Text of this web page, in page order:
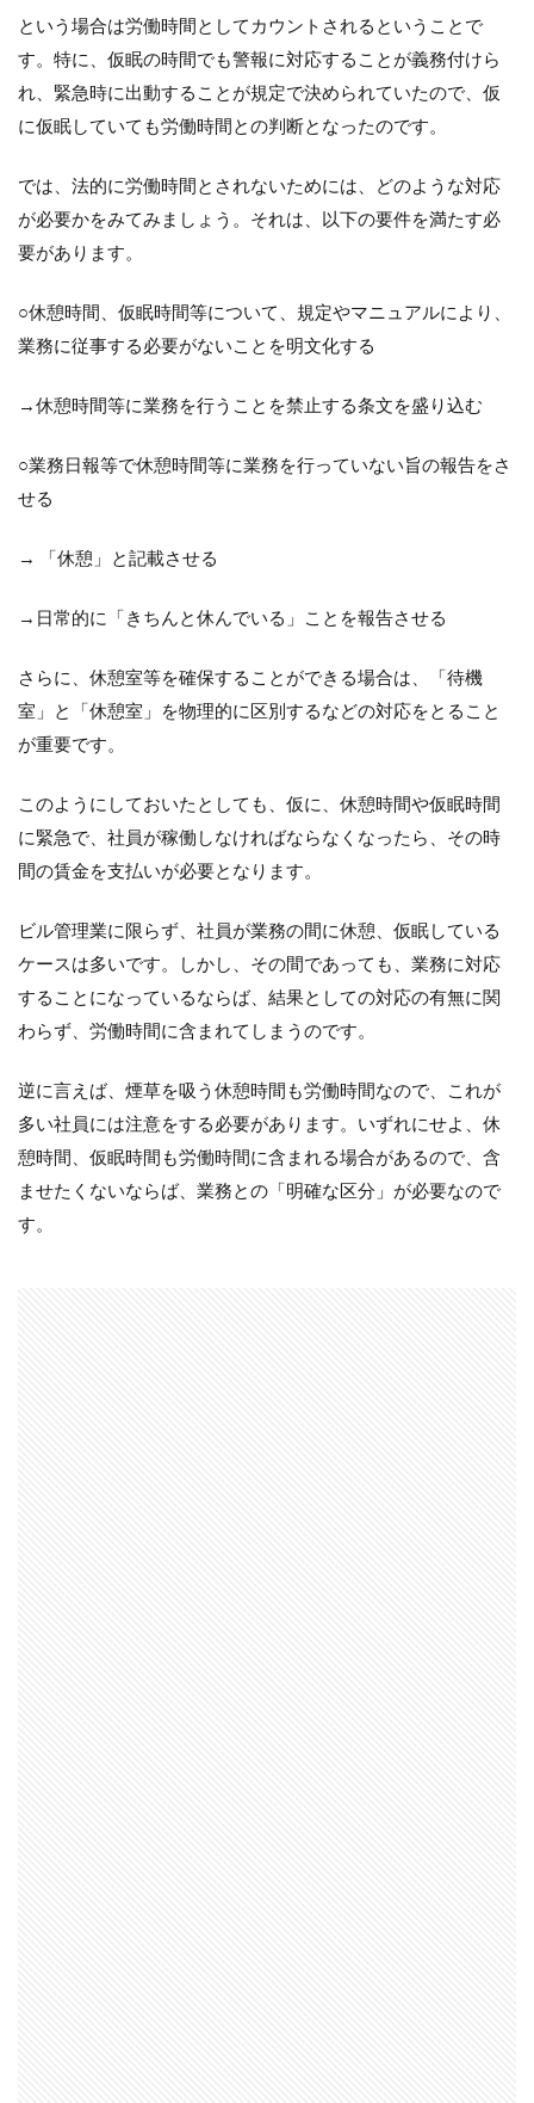
という場合は労働時間としてカウントされるということで
す。特に、仮眠の時間でも警報に対応することが義務付けら
れ、緊急時に出動することが規定で決められていたので、仮
に仮眠していても労働時間との判断となったのです。
では、法的に労働時間とされないためには、どのような対応
が必要かをみてみましょう。それは、以下の要件を満たす必
要があります。
○休憩時間、仮眠時間等について、規定やマニュアルにより、
業務に従事する必要がないことを明文化する
→休憩時間等に業務を行うことを禁止する条文を盛り込む
○業務日報等で休憩時間等に業務を行っていない旨の報告をさ
せる
→ 「休憩」と記載させる
→日常的に「きちんと休んでいる」ことを報告させる
さらに、休憩室等を確保することができる場合は、「待機
室」と「休憩室」を物理的に区別するなどの対応をとること
が重要です。
このようにしておいたとしても、仮に、休憩時間や仮眠時間
に緊急で、社員が稼働しなければならなくなったら、その時
間の賃金を支払いが必要となります。
ビル管理業に限らず、社員が業務の間に休憩、仮眠している
ケースは多いです。しかし、その間であっても、業務に対応
することになっているならば、結果としての対応の有無に関
わらず、労働時間に含まれてしまうのです。
逆に言えば、煙草を吸う休憩時間も労働時間なので、これが
多い社員には注意をする必要があります。いずれにせよ、休
憩時間、仮眠時間も労働時間に含まれる場合があるので、含
ませたくないならば、業務との「明確な区分」が必要なので
す。